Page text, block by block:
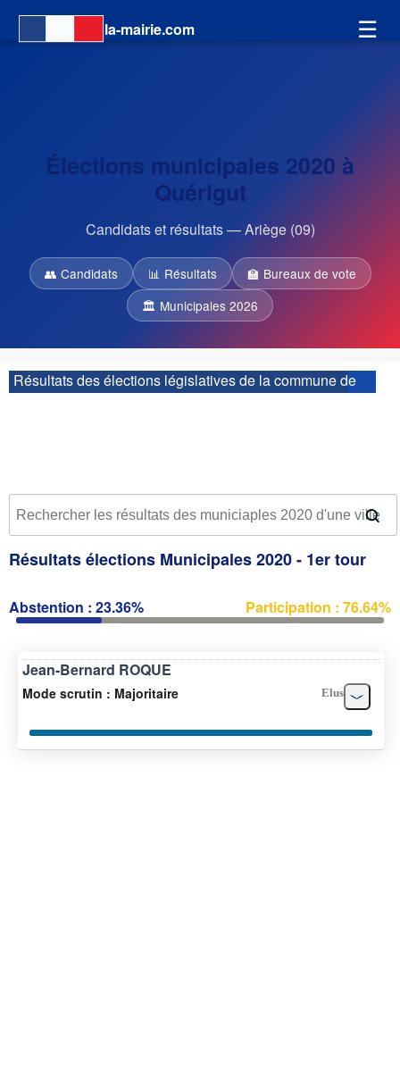
la-mairie.com ☰
Élections municipales 2020 à
Quérigut
Candidats et résultats — Ariège (09)
👥 Candidats 📊 Résultats
🏫 Bureaux de vote
🏛 Municipales 2026
Résultats des élections législatives de la commune de
Quérigut :| 1ère circonscription
Résultats élections Municipales 2020 - 1er tour
Abstention : 23.36% Participation : 76.64%
Jean-Bernard ROQUE
Mode scrutin : Majoritaire Elus